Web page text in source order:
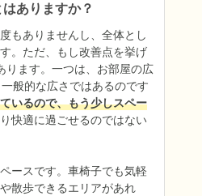
ありますか？
もありませんし、全体とし
。ただ、もし改善点を挙げ
ります。一つは、お部屋の広
般的な広さではあるのです
いるので、もう少しスペー
快適に過ごせるのではない
ースです。車椅子でも気軽
散歩できるエリアがあれ